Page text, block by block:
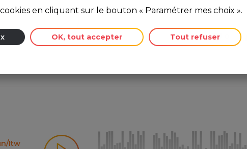
Itw
en cliquant sur le bouton « Paramétrer mes choix ».
OK, tout accepter Tout refuser